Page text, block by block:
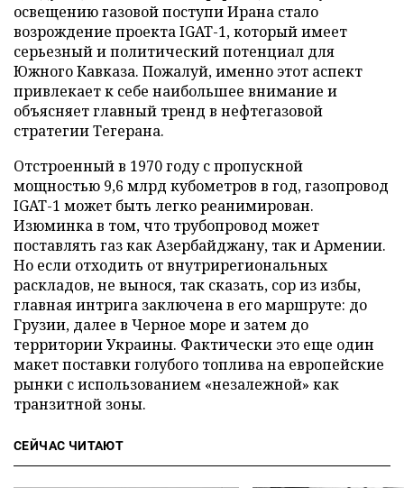
освещению газовой поступи Ирана стало
возрождение проекта IGAT-1, который имеет
серьезный и политический потенциал для
Южного Кавказа. Пожалуй, именно этот аспект
привлекает к себе наибольшее внимание и
объясняет главный тренд в нефтегазовой
стратегии Тегерана.
Отстроенный в 1970 году с пропускной
мощностью 9,6 млрд кубометров в год, газопровод
IGAT-1 может быть легко реанимирован.
Изюминка в том, что трубопровод может
поставлять газ как Азербайджану, так и Армении.
Но если отходить от внутрирегиональных
раскладов, не вынося, так сказать, сор из избы,
главная интрига заключена в его маршруте: до
Грузии, далее в Черное море и затем до
территории Украины. Фактически это еще один
макет поставки голубого топлива на европейские
рынки с использованием «незалежной» как
транзитной зоны.
СЕЙЧАС ЧИТАЮТ